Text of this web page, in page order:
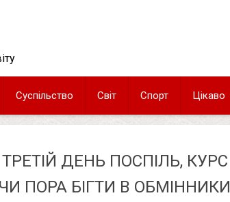
Суспільство Світ Спорт Цікаво
ДЕНЬ ПОСПІЛЬ, КУРС
ПОРА БІГТИ В ОБМІННИКИ